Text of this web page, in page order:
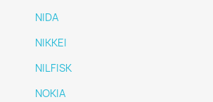
NIDA
NIKKEI
NILFISK
NOKIA